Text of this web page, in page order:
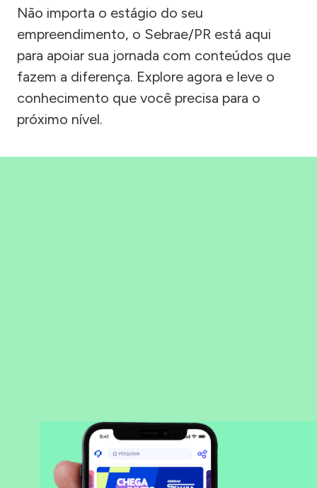
Não importa o estágio do seu
empreendimento, o Sebrae/PR está aqui
para apoiar sua jornada com conteúdos que
fazem a diferença. Explore agora e leve o
conhecimento que você precisa para o
próximo nível.